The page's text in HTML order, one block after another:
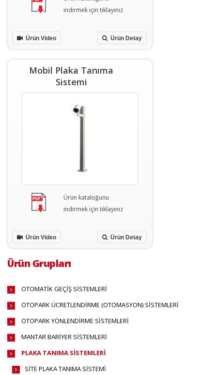
indirmek için tıklayınız
Ürün Detay
Ürün Video
Mobil Plaka Tanıma
Sistemi
Ürün kataloğunu
indirmek için tıklayınız
Ürün Detay
Ürün Video
Ürün Grupları
OTOMATİK GEÇİŞ SİSTEMLERİ
OTOPARK ÜCRETLENDİRME (OTOMASYON) SİSTEMLERİ
OTOPARK YÖNLENDİRME SİSTEMLERİ
MANTAR BARİYER SİSTEMLERİ
PLAKA TANIMA SİSTEMLERİ
SİTE PLAKA TANIMA SİSTEMİ